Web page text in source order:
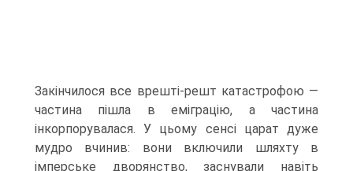
Закінчилося все врешті-решт катастрофою —
частина пішла в емігра­цію, а частина
інкорпорувалася. У цьому сенсі царат дуже
мудро вчинив: вони включили шляхту в
імперське дво­рянство, заснували навіть